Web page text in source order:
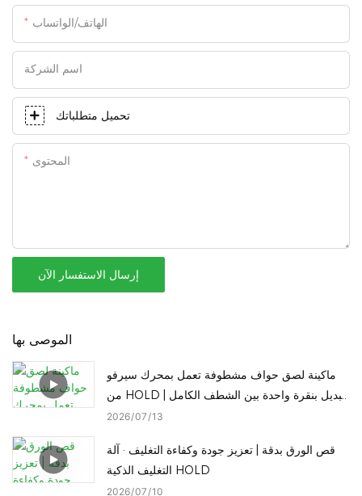
الهاتف/الواتساب
اسم الشركة
تحميل متطلباتك
المحتوى
إرسال الاستفسار الآن
الموصى بها
ماكينة لصق حواف مشطوفة تعمل بمحرك سيرفو
من HOLD | تبديل بنقرة واحدة بين الشطف الكامل
والحافة المستقيمة المائلة
2026 07 13
قص الورق بدقة | تعزيز جودة وكفاءة التغليف · آلة
التغليف الذكية HOLD
2026 07 10